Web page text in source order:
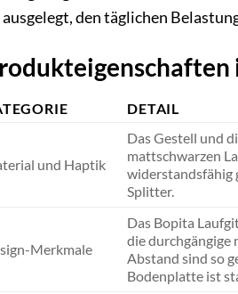
ausgelegt, den täglichen
DETAIL
und Haptik
Das Gestell und
mattschwarzen
widerstandsfähig
Splitter.
Merkmale
Das Bopita
die durchgängige
Abstand sind so
Bodenplatte ist